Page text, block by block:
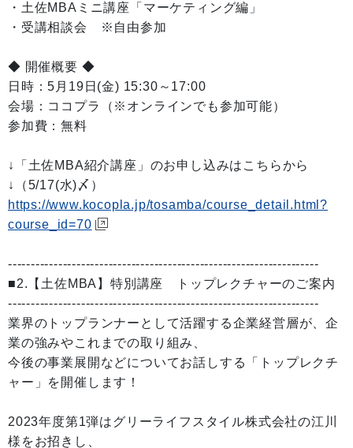
・土佐MBAミニ講座「マーケティング編」
・受講相談会 ※自由参加
◆ 開催概要 ◆
日時：5月19日(金) 15:30～17:00
会場：ココプラ（※オンラインでも参加可能）
参加費：無料
↓「土佐MBA紹介講座」のお申し込みはこちらから
↓（5/17(水)〆）
https://www.kocopla.jp/tosamba/course_detail.html?
course_id=70
--------------------------------------------------------------------
■2.【土佐MBA】特別講座 トップレクチャーのご案内
--------------------------------------------------------------------
業界のトップランナーとして活躍する企業経営層が、企
業の強みやこれまでの取り組み、
今後の事業展開などについてお話しする「トップレクチ
ャー」を開催します！
2023年度第1弾はグリーライフスタイル株式会社の江川
様をお招きし、